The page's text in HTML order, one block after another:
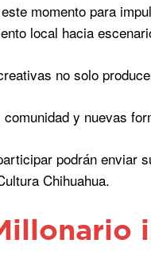
momento para
local hacia
no solo
y nuevas
podrán enviar
Chihuahua.